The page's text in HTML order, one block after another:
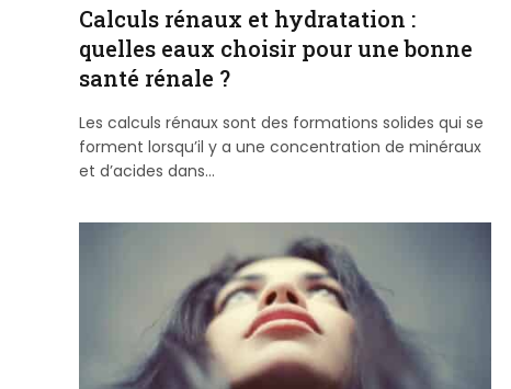
Calculs rénaux et hydratation :
quelles eaux choisir pour une bonne
santé rénale ?
Les calculs rénaux sont des formations solides qui se
forment lorsqu’il y a une concentration de minéraux
et d’acides dans…